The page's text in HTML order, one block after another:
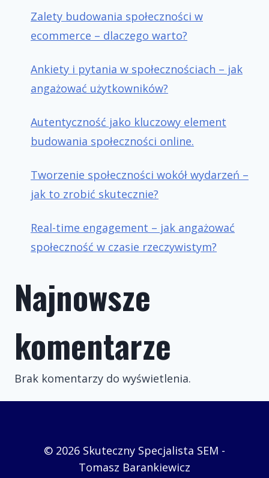
Zalety budowania społeczności w
ecommerce – dlaczego warto?
Ankiety i pytania w społecznościach – jak
angażować użytkowników?
Autentyczność jako kluczowy element
budowania społeczności online.
Tworzenie społeczności wokół wydarzeń –
jak to zrobić skutecznie?
Real-time engagement – jak angażować
społeczność w czasie rzeczywistym?
Najnowsze
komentarze
Brak komentarzy do wyświetlenia.
© 2026 Skuteczny Specjalista SEM -
Tomasz Barankiewicz